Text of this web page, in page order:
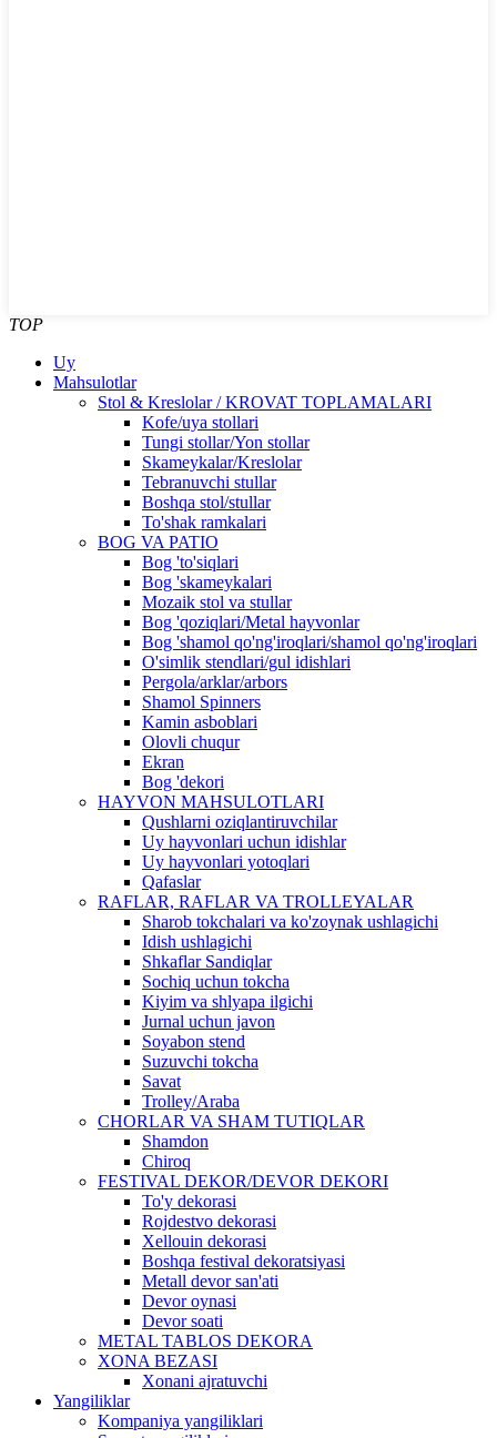
TOP
Uy
Mahsulotlar
Stol & Kreslolar / KROVAT TOPLAMALARI
Kofe/uya stollari
Tungi stollar/Yon stollar
Skameykalar/Kreslolar
Tebranuvchi stullar
Boshqa stol/stullar
To'shak ramkalari
BOG VA PATIO
Bog 'to'siqlari
Bog 'skameykalari
Mozaik stol va stullar
Bog 'qoziqlari/Metal hayvonlar
Bog 'shamol qo'ng'iroqlari/shamol qo'ng'iroqlari
O'simlik stendlari/gul idishlari
Pergola/arklar/arbors
Shamol Spinners
Kamin asboblari
Olovli chuqur
Ekran
Bog 'dekori
HAYVON MAHSULOTLARI
Qushlarni oziqlantiruvchilar
Uy hayvonlari uchun idishlar
Uy hayvonlari yotoqlari
Qafaslar
RAFLAR, RAFLAR VA TROLLEYALAR
Sharob tokchalari va ko'zoynak ushlagichi
Idish ushlagichi
Shkaflar Sandiqlar
Sochiq uchun tokcha
Kiyim va shlyapa ilgichi
Jurnal uchun javon
Soyabon stend
Suzuvchi tokcha
Savat
Trolley/Araba
CHORLAR VA SHAM TUTIQLAR
Shamdon
Chiroq
FESTIVAL DEKOR/DEVOR DEKORI
To'y dekorasi
Rojdestvo dekorasi
Xellouin dekorasi
Boshqa festival dekoratsiyasi
Metall devor san'ati
Devor oynasi
Devor soati
METAL TABLOS DEKORA
XONA BEZASI
Xonani ajratuvchi
Yangiliklar
Kompaniya yangiliklari